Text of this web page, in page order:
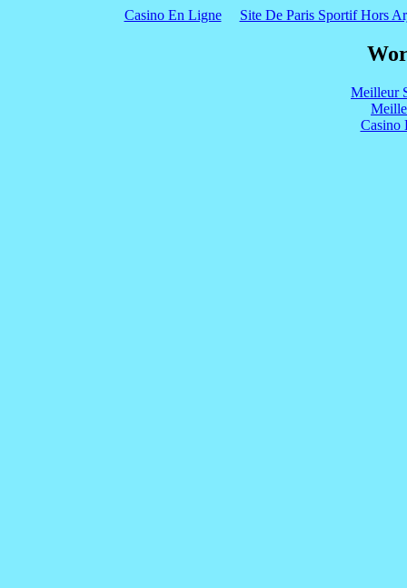
Casino En Ligne Site De Paris Sportif Hors
Meilleur
Casino